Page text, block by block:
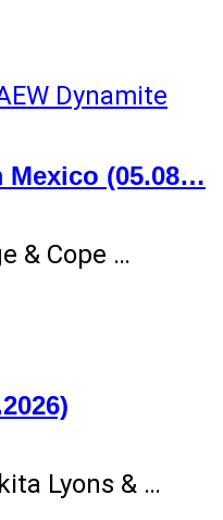
Mexico (05.08…
& Cope …
Lyons & …